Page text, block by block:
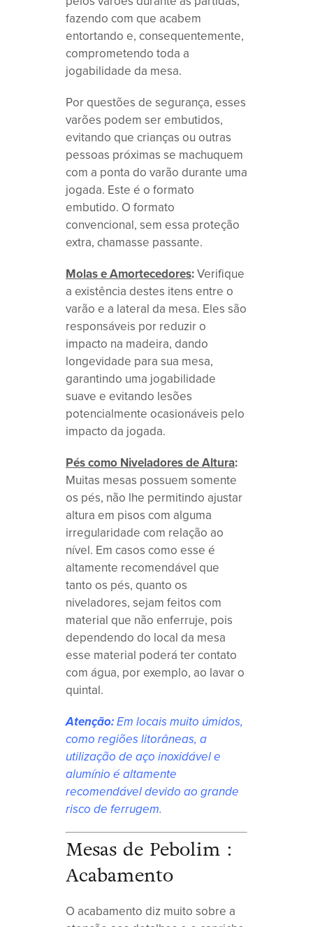
fazendo com que acabem
entortando e, consequentemente,
comprometendo toda a
jogabilidade da mesa.
Por questões de segurança, esses
varões podem ser embutidos,
evitando que crianças ou outras
pessoas próximas se machuquem
com a ponta do varão durante uma
jogada. Este é o formato
embutido. O formato
convencional, sem essa proteção
extra, chamasse passante.
Molas e Amortecedores:Verifique
a existência destes itens entre o
varão e a lateral da mesa. Eles são
responsáveis por reduzir o
impacto na madeira, dando
longevidade para sua mesa,
garantindo uma jogabilidade
suave e evitando lesões
potencialmente ocasionáveis pelo
impacto da jogada.
Pés como Niveladores de Altura:
Muitas mesas possuem somente
os pés, não lhe permitindo ajustar
altura em pisos com alguma
irregularidade com relação ao
nível. Em casos como esse é
altamente recomendável que
tanto os pés, quanto os
niveladores, sejam feitos com
material que não enferruje, pois
dependendo do local da mesa
esse material poderá ter contato
com água, por exemplo, ao lavar o
quintal.
Atenção:Em locais muito úmidos,
como regiões litorâneas, a
utilização de aço inoxidável e
alumínio é altamente
recomendável devido ao grande
risco de ferrugem.
Mesas de Pebolim :
Acabamento
O acabamento diz muito sobre a